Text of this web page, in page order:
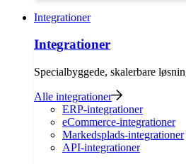
Integrationer
Integrationer
Specialbyggede, skalerbare
Alle integrationer
ERP-integrationer
eCommerce-integrationer
Markedsplads-integrationer
API-integrationer